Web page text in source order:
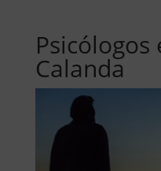
Psicólogos
Calanda